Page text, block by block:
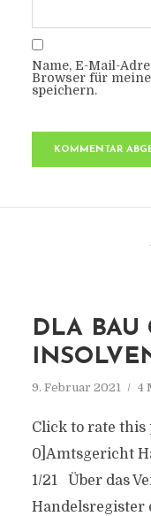
Name, E-Mail-
Browser für
speichern.
DLA BAU
9. Februar 2021 4
Click to rate this
0]Amtsgericht
1/21 Über das
Handelsregister